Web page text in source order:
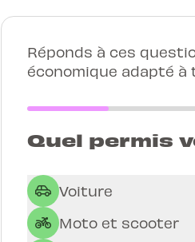
Réponds à ces
économique adapté à
Quel permis
Voiture
Moto et scooter